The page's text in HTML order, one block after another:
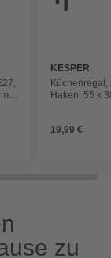
KESPER
Küchenregal,
Haken, 55 x
19,99 €
zu